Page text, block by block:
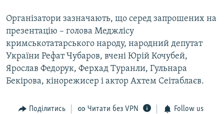
Організатори зазначають, що серед запрошених на
презентацію – голова Меджлісу
кримськотатарського народу, народний депутат
України Рефат Чубаров, вчені Юрій Кочубей,
Ярослав Федорук, Ферхад Туранли, Гульнара
Бекірова, кінорежисер і актор Ахтем Сеітаблаєв.
Поділитись Читати без VPN Follow us